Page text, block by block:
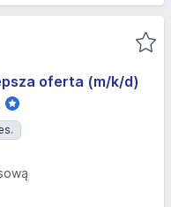
oferta (m/k/d)